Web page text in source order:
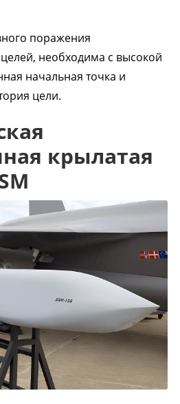
поражения
необходима с высокой
начальная точка и
цели.
крылатая